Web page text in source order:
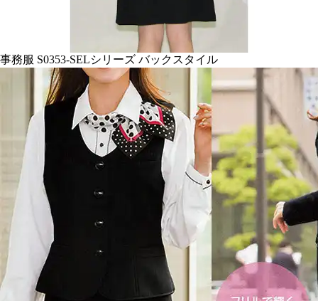
事務服 S0353-SELシリーズ 生地アップ